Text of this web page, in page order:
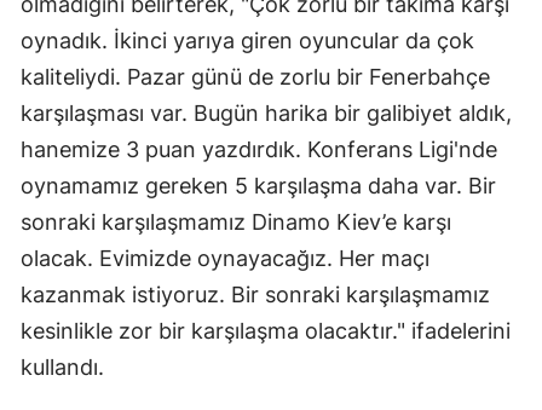
Yozgat
Zonguldak
Aksaray
Bayburt
Kırıkkale
Batman
oynadık. İkinci yarıya giren oyuncular da çok
kaliteliydi. Pazar günü de zorlu bir Fenerbahçe
karşılaşması var. Bugün harika bir galibiyet aldık,
hanemize 3 puan yazdırdık. Konferans Ligi'nde
oynamamız gereken 5 karşılaşma daha var. Bir
sonraki karşılaşmamız Dinamo Kiev’e karşı
olacak. Evimizde oynayacağız. Her maçı
kazanmak istiyoruz. Bir sonraki karşılaşmamız
kesinlikle zor bir karşılaşma olacaktır." ifadelerini
kullandı.